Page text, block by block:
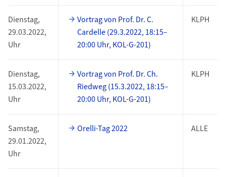
Dienstag,
29.03.2022,
Uhr
Vortrag von Prof. Dr. C.
Cardelle (29.3.2022, 18:15–
20:00 Uhr, KOL-G-201)
KLPH
Dienstag,
15.03.2022,
Uhr
Vortrag von Prof. Dr. Ch.
Riedweg (15.3.2022, 18:15–
20:00 Uhr, KOL-G-201)
KLPH
Samstag,
29.01.2022,
Uhr
Orelli-Tag 2022 ALLE